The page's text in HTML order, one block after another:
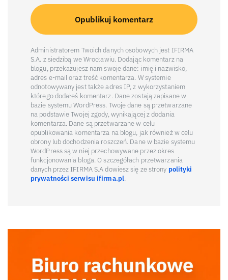
Administratorem Twoich danych osobowych jest IFIRMA
S.A. z siedzibą we Wrocławiu. Dodając komentarz na
blogu, przekazujesz nam swoje dane: imię i nazwisko,
adres e-mail oraz treść komentarza. W systemie
odnotowywany jest także adres IP, z wykorzystaniem
którego dodałeś komentarz. Dane zostają zapisane w
bazie systemu WordPress. Twoje dane są przetwarzane
na podstawie Twojej zgody, wynikającej z dodania
komentarza. Dane są przetwarzane w celu
opublikowania komentarza na blogu, jak również w celu
obrony lub dochodzenia roszczeń. Dane w bazie systemu
WordPress są w niej przechowywane przez okres
funkcjonowania bloga. O szczegółach przetwarzania
danych przez IFIRMA S.A dowiesz się ze strony polityki
prywatności serwisu ifirma.pl.